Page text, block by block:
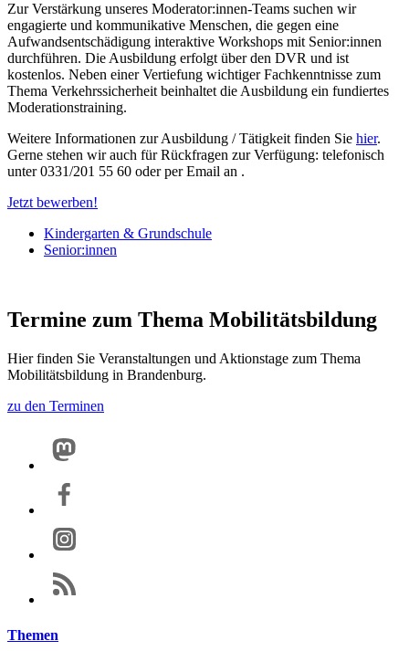
Zur Verstärkung unseres Moderator:innen-Teams suchen wir
engagierte und kommunikative Menschen, die gegen eine
Aufwandsentschädigung interaktive Workshops mit Senior:innen
durchführen. Die Ausbildung erfolgt über den DVR und ist
kostenlos. Neben einer Vertiefung wichtiger Fachkenntnisse zum
Thema Verkehrssicherheit beinhaltet die Ausbildung ein fundiertes
Moderationstraining.
Weitere Informationen zur Ausbildung / Tätigkeit finden Sie hier.
Gerne stehen wir auch für Rückfragen zur Verfügung: telefonisch
unter 0331/201 55 60 oder per Email an .
Jetzt bewerben!
Kindergarten & Grundschule
Senior:innen
Termine zum Thema Mobilitätsbildung
Hier finden Sie Veranstaltungen und Aktionstage zum Thema
Mobilitätsbildung in Brandenburg.
zu den Terminen
Themen